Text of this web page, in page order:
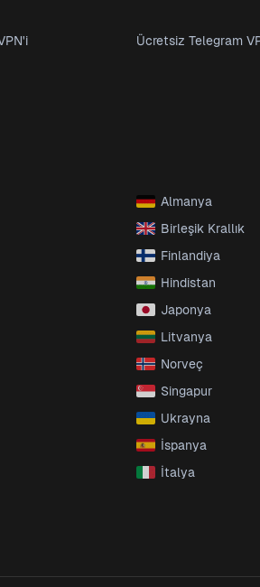
Ücretsiz Telegram
Almanya
Birleşik Krallık
Finlandiya
Hindistan
Japonya
Litvanya
Norveç
Singapur
Ukrayna
İspanya
İtalya